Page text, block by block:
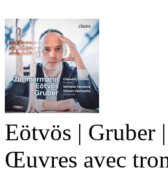
Eötvös | Gruber
Œuvres avec